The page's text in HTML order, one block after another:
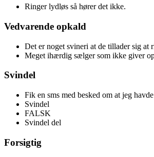
Ringer lydløs så hører det ikke.
Vedvarende opkald
Det er noget svineri at de tillader sig at
Meget ihærdig sælger som ikke giver
Svindel
Fik en sms med besked om at jeg
Svindel
FALSK
Svindel del
Forsigtig